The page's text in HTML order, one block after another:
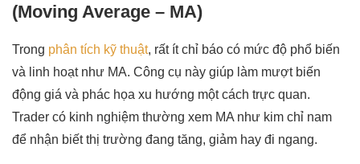
(Moving Average – MA)
Trong phân tích kỹ thuật, rất ít chỉ báo có mức độ phổ biến
và linh hoạt như MA. Công cụ này giúp làm mượt biến
động giá và phác họa xu hướng một cách trực quan.
Trader có kinh nghiệm thường xem MA như kim chỉ nam
để nhận biết thị trường đang tăng, giảm hay đi ngang.